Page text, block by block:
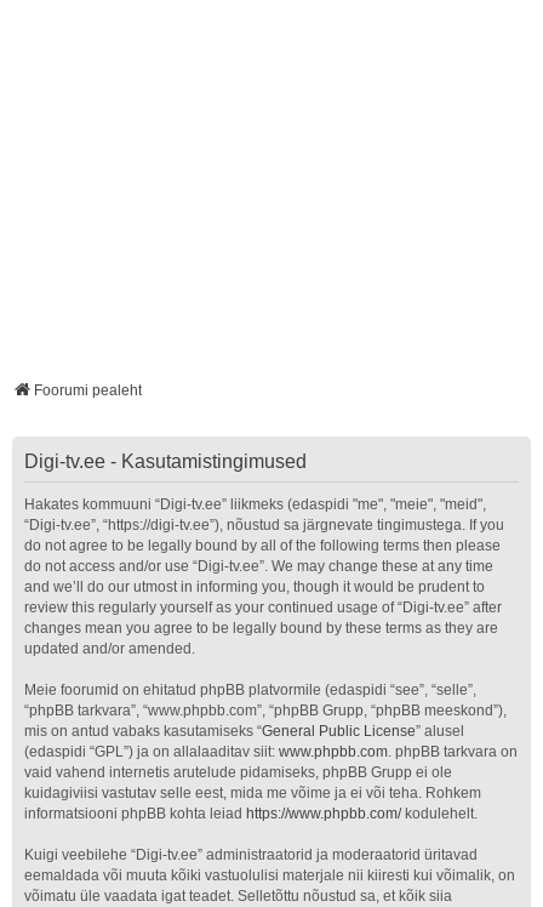
Foorumi pealeht
Digi-tv.ee - Kasutamistingimused
Hakates kommuuni “Digi-tv.ee” liikmeks (edaspidi "me", "meie", "meid",
“Digi-tv.ee”, “https://digi-tv.ee”), nõustud sa järgnevate tingimustega. If you
do not agree to be legally bound by all of the following terms then please
do not access and/or use “Digi-tv.ee”. We may change these at any time
and we’ll do our utmost in informing you, though it would be prudent to
review this regularly yourself as your continued usage of “Digi-tv.ee” after
changes mean you agree to be legally bound by these terms as they are
updated and/or amended.
Meie foorumid on ehitatud phpBB platvormile (edaspidi “see”, “selle”,
“phpBB tarkvara”, “www.phpbb.com”, “phpBB Grupp, “phpBB meeskond”),
mis on antud vabaks kasutamiseks “General Public License” alusel
(edaspidi “GPL”) ja on allalaaditav siit: www.phpbb.com. phpBB tarkvara on
vaid vahend internetis arutelude pidamiseks, phpBB Grupp ei ole
kuidagiviisi vastutav selle eest, mida me võime ja ei või teha. Rohkem
informatsiooni phpBB kohta leiad https://www.phpbb.com/kodulehelt.
Kuigi veebilehe “Digi-tv.ee” administraatorid ja moderaatorid üritavad
eemaldada või muuta kõiki vastuolulisi materjale nii kiiresti kui võimalik, on
võimatu üle vaadata igat teadet. Selletõttu nõustud sa, et kõik siia